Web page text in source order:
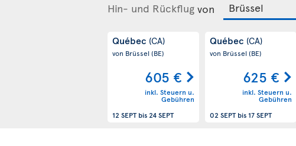
Hin- und Rückflug von
Québec (CA)
von Brüssel(BE)
605 €
inkl. Steuern u.
Gebühren
12 SEPTbis 24 SEPT
Québec (CA)
von Brüssel(BE)
625 €
inkl. Steuern u.
Gebühren
02 SEPTbis17 SEPT